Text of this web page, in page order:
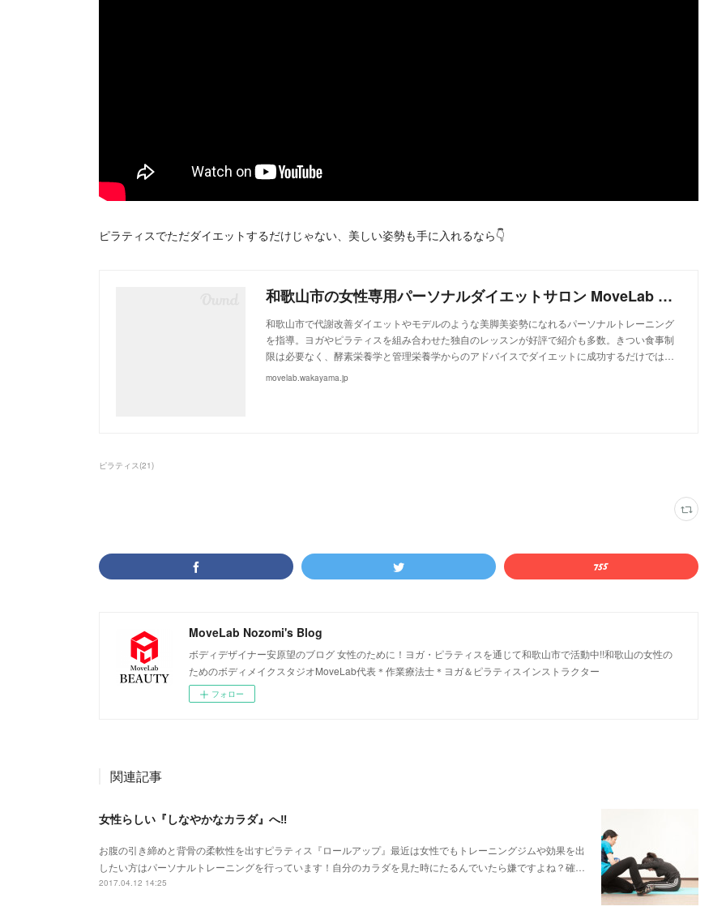
ピラティスでただダイエットするだけじゃない、美しい姿勢も手に入れるなら👇
和歌山市の女性専用パーソナルダイエットサロン MoveLab BEAUTY－ムーブラボビューティー
和歌山市で代謝改善ダイエットやモデルのような美脚美姿勢になれるパーソナルトレーニング
を指導。ヨガやピラティスを組み合わせた独自のレッスンが好評で紹介も多数。きつい食事制
限は必要なく、酵素栄養学と管理栄養学からのアドバイスでダイエットに成功するだけでは…
movelab.wakayama.jp
ピラティス(21)
MoveLab Nozomi's Blog
ボディデザイナー安原望のブログ 女性のために！ヨガ・ピラティスを通じて和歌山市で活動中!!和歌山の女性の
ためのボディメイクスタジオMoveLab代表＊作業療法士＊ヨガ＆ピラティスインストラクター
フォロー
関連記事
女性らしい『しなやかなカラダ』へ‼
お腹の引き締めと背骨の柔軟性を出すピラティス『ロールアップ』最近は女性でもトレーニングジムや効果を出
したい方はパーソナルトレーニングを行っています！自分のカラダを見た時にたるんでいたら嫌ですよね？確…
2017.04.12 14:25